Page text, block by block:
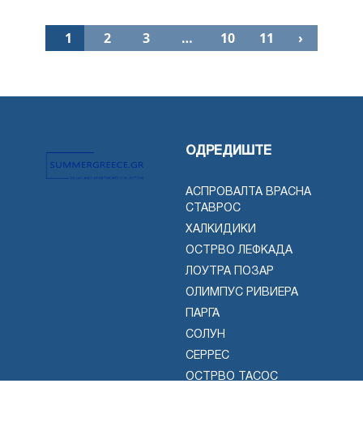
1 2 3 … 10 11 ›
ОДРЕДИШТЕ
АСПРОВАЛТА ВРАСНА
СТАВРОС
ХАЛКИДИКИ
ОСТРВО ЛЕФКАДА
ЛОУТРА ПОЗАР
ОЛИМПУС РИВИЕРА
ПАРГА
СОЛУН
СЕРРЕС
ОСТРВО ТАСОС